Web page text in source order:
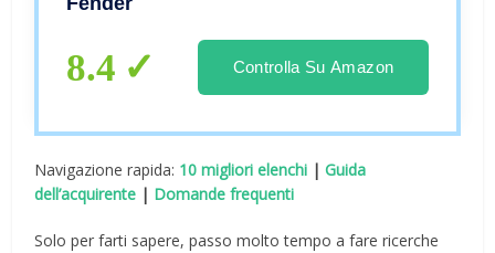
8.4 Controlla Su Amazon
Navigazione rapida: 10 migliori elenchi |Guida
dell’acquirente | Domande frequenti
Solo per farti sapere, passo molto tempo a fare ricerche